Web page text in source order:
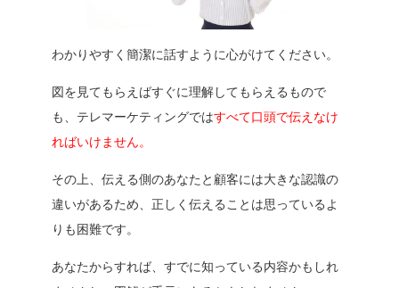
わかりやすく簡潔に話すように心がけてください。
図を見てもらえばすぐに理解してもらえるもので
も、テレマーケティングではすべて口頭で伝えなけ
ればいけません。
その上、伝える側のあなたと顧客には大きな認識の
違いがあるため、正しく伝えることは思っているよ
りも困難です。
あなたからすれば、すでに知っている内容かもしれ